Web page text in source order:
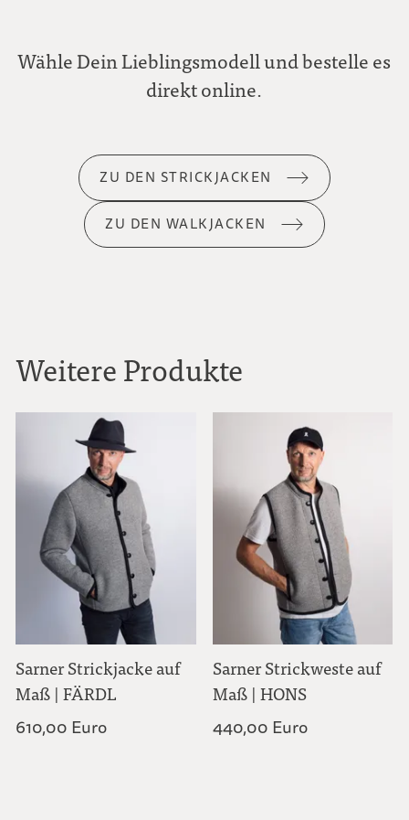
Wähle Dein Lieblingsmodell und bestelle es
direkt online.
ZU DEN STRICKJACKEN
ZU DEN WALKJACKEN
Weitere Produkte
Sarner Strickjacke auf
Maß | FÄRDL
610,00 Euro
Sarner Strickweste auf
Maß | HONS
440,00 Euro